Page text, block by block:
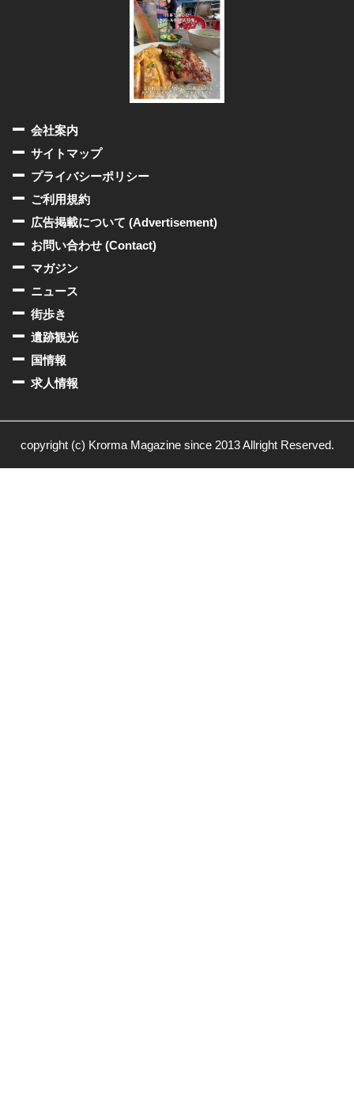
会社案内
サイトマップ
プライバシーポリシー
ご利用規約
広告掲載について (Advertisement)
お問い合わせ (Contact)
マガジン
ニュース
街歩き
遺跡観光
国情報
求人情報
copyright (c) Krorma Magazine since 2013 Allright Reserved.